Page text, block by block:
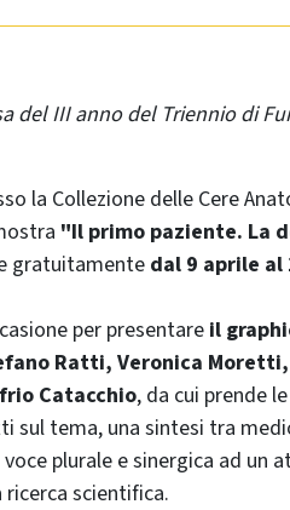
del III anno del Triennio di
la Collezione delle Cere
"Il primo paziente. La
gratuitamente dal 9 aprile al
per presentareil
Ratti, Veronica
Catacchio, da cui prende
tema, una sintesi tra
plurale e sinergica ad un
scientifica.